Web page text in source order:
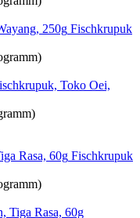
Fischkrupuk
Toko Oei,
Fischkrupuk